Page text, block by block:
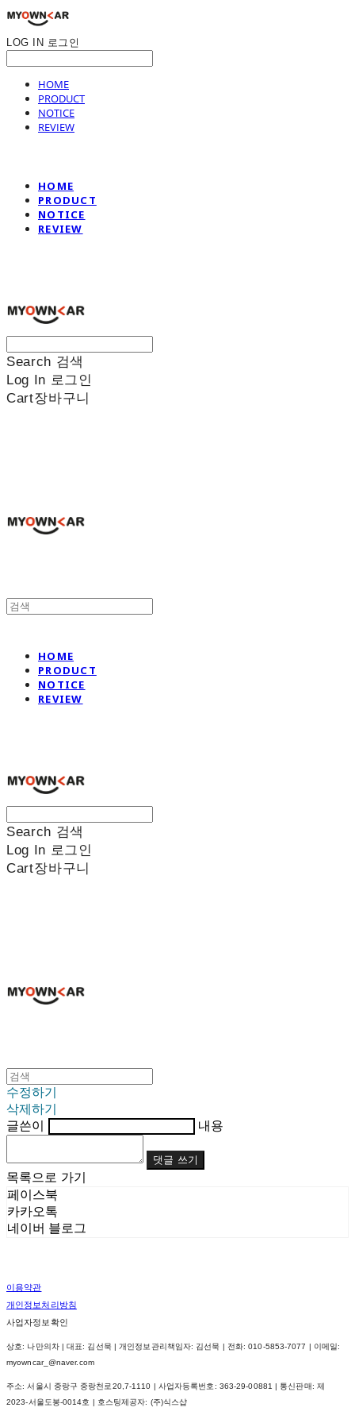
LOG IN 로그인
HOME
PRODUCT
NOTICE
REVIEW
HOME
PRODUCT
NOTICE
REVIEW
Search 검색
Log In 로그인
Cart장바구니
HOME
PRODUCT
NOTICE
REVIEW
Search 검색
Log In 로그인
Cart장바구니
수정하기
삭제하기
글쓴이
내용
댓글 쓰기
목록으로 가기
페이스북
카카오톡
네이버 블로그
이용약관
개인정보처리방침
사업자정보확인
상호: 나만의차 | 대표: 김선묵 | 개인정보관리책임자: 김선묵 | 전화: 010-5853-7077 | 이메일:
myowncar_@naver.com
주소: 서울시 중랑구 중랑천로20,7-1110 | 사업자등록번호: 363-29-00881 | 통신판매: 제
2023-서울도봉-0014호
| 호스팅제공자: (주)식스샵